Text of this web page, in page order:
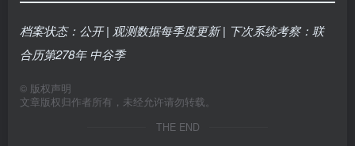
档案状态：公开 | 观测数据每季度更新 | 下次系统考察：联
合历第278年 中谷季
© 版权声明
文章版权归作者所有，未经允许请勿转载。
THE END